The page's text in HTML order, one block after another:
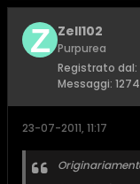
Zell102
Purpurea
Registrato dal:
Messaggi: 1274
23-07-2011, 11:17